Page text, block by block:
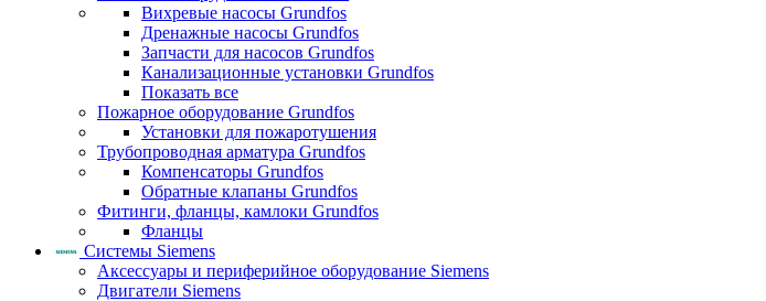
Вихревые насосы Grundfos
Дренажные насосы Grundfos
Запчасти для насосов Grundfos
Канализационные установки Grundfos
Показать все
Пожарное оборудование Grundfos
Установки для пожаротушения
Трубопроводная арматура Grundfos
Компенсаторы Grundfos
Обратные клапаны Grundfos
Фитинги, фланцы, камлоки Grundfos
Фланцы
Системы Siemens
Аксессуары и периферийное оборудование Siemens
Двигатели Siemens